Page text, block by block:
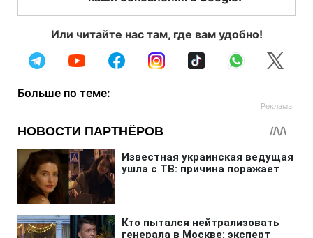
Или читайте нас там, где вам удобно!
Больше по теме: